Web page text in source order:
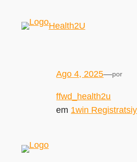
Health2U
Ago 4, 2025—por
ffwd_health2u
em 1win